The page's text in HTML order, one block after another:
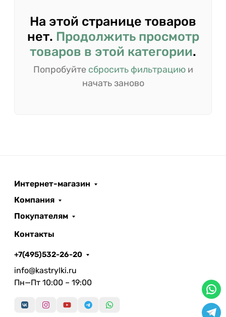
На этой странице товаров
нет. Продолжить просмотр
товаров в этой категории.
Попробуйте сбросить фильтрациюи
начать заново
Интернет-магазин
Компания
Покупателям
Контакты
+7(495)532-26-20
info@kastrylki.ru
Пн—Пт 10:00 – 19:00